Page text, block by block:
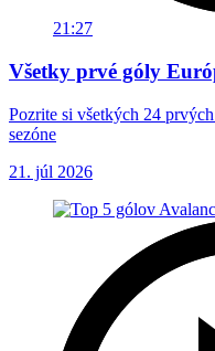
21:27
Všetky prvé góly
Pozrite si všetkých 24
sezóne
21. júl 2026